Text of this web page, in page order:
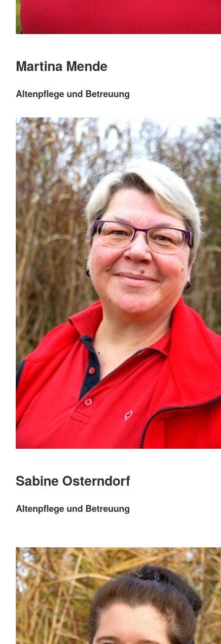
Martina Mende
Altenpflege und Betreuung
Sabine Osterndorf
Altenpflege und Betreuung